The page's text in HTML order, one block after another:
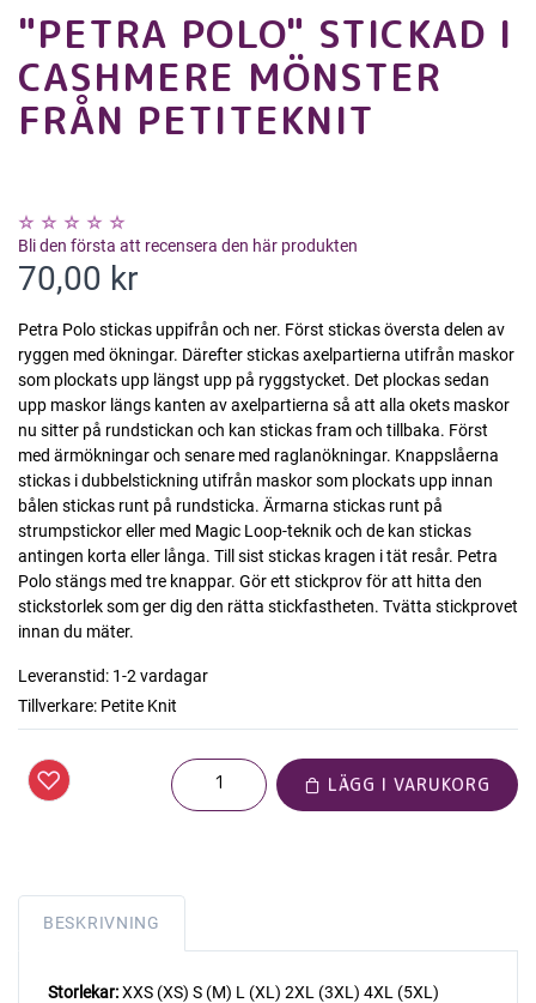
"PETRA POLO" STICKAD I
CASHMERE MÖNSTER
FRÅN PETITEKNIT
Bli den första att recensera den här produkten
70,00 kr
Petra Polo stickas uppifrån och ner. Först stickas översta delen av
ryggen med ökningar. Därefter stickas axelpartierna utifrån maskor
som plockats upp längst upp på ryggstycket. Det plockas sedan
upp maskor längs kanten av axelpartierna så att alla okets maskor
nu sitter på rundstickan och kan stickas fram och tillbaka. Först
med ärmökningar och senare med raglanökningar. Knappslåerna
stickas i dubbelstickning utifrån maskor som plockats upp innan
bålen stickas runt på rundsticka. Ärmarna stickas runt på
strumpstickor eller med Magic Loop-teknik och de kan stickas
antingen korta eller långa. Till sist stickas kragen i tät resår. Petra
Polo stängs med tre knappar. Gör ett stickprov för att hitta den
stickstorlek som ger dig den rätta stickfastheten. Tvätta stickprovet
innan du mäter.
Leveranstid: 1-2 vardagar
Tillverkare: Petite Knit
LÄGG I VARUKORG
BESKRIVNING
Storlekar:XXS (XS) S (M) L (XL) 2XL (3XL) 4XL (5XL)